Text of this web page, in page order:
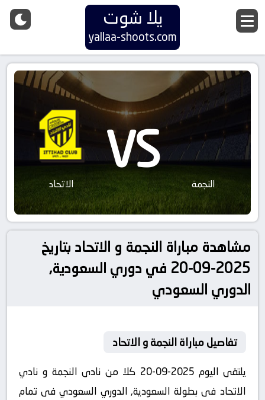
يلا شوت
yallaa-shoots.com
النجمة VS الاتحاد
مشاهدة مباراة النجمة و الاتحاد بتاريخ
2025-09-20 في دوري السعودية,
الدوري السعودي
تفاصيل مباراة النجمة و الاتحاد
يلتقى اليوم 2025-09-20 كلا من نادى النجمة و نادي
الاتحاد فى بطولة السعودية, الدوري السعودي فى تمام